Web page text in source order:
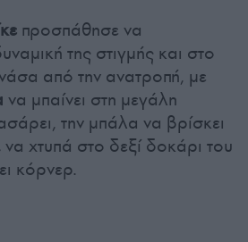
προσπάθησε να
της στιγμής και στο
από την ανατροπή, με
να μπαίνει στη μεγάλη
την μπάλα να βρίσκει
να χτυπά στο δεξί δοκάρι του
κόρνερ.